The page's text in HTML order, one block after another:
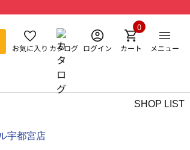
お気に入り カタログ ログイン カート
0
メニュー
SHOP LIST
宇都宮店